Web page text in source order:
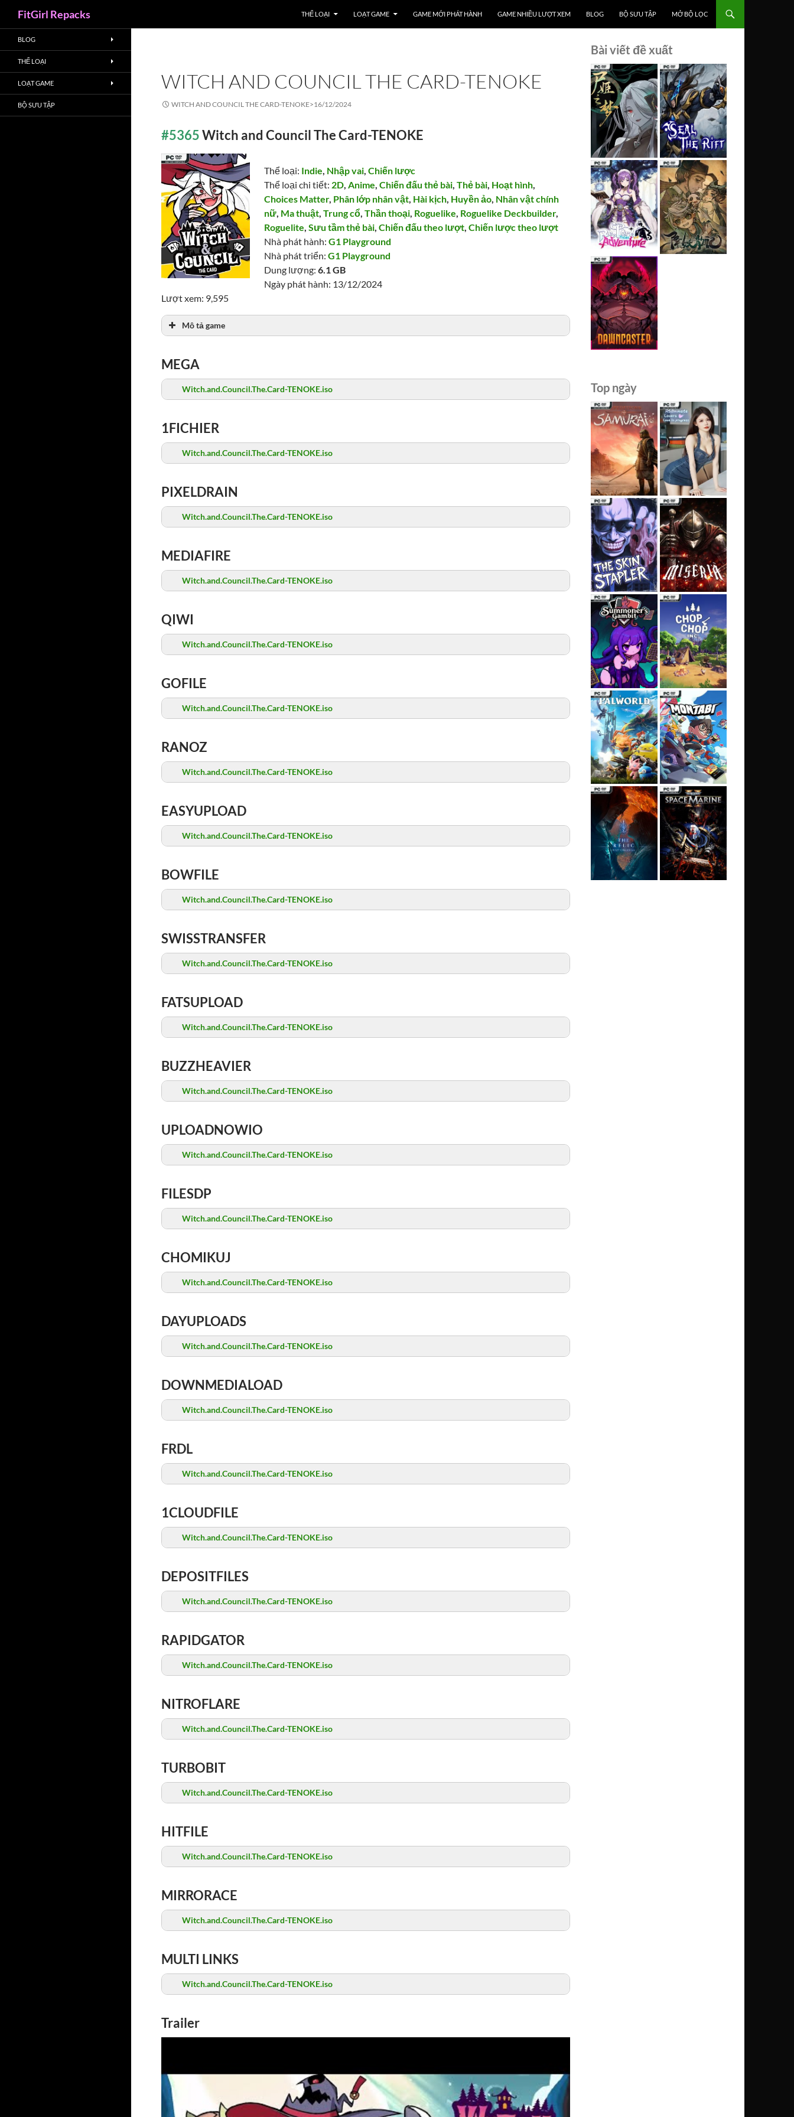
FitGirl Repacks THỂ LOẠI LOẠT GAME GAME MỚI PHÁT HÀNH GAME NHIỀU LƯỢT XEM BLOG BỘ SƯU TẬP MỞ BỘ LỌC
WITCH AND COUNCIL THE CARD-TENOKE
WITCH AND COUNCIL THE CARD-TENOKE>16/12/2024
#5365Witch and Council The Card-TENOKE
Thể loại: Indie, Nhập vai,Chiến lược
Thể loại chi tiết: 2D,Anime,Chiến đấu thẻ bài,Thẻ bài, Hoạt hình,
Choices Matter, Phân lớp nhân vật, Hài kịch, Huyền ảo, Nhân vật chính
nữ, Ma thuật,Trung cổ,Thần thoại, Roguelike, Roguelike Deckbuilder,
Roguelite,Sưu tầm thẻ bài,Chiến đấu theo lượt,Chiến lược theo lượt
Nhà phát hành:G1 Playground
Nhà phát triển:G1 Playground
Dung lượng:6.1 GB
Ngày phát hành: 13/12/2024
Lượt xem: 9,595
Mô tả game
MEGA
Witch.and.Council.The.Card-TENOKE.iso
1FICHIER
Witch.and.Council.The.Card-TENOKE.iso
PIXELDRAIN
Witch.and.Council.The.Card-TENOKE.iso
MEDIAFIRE
Witch.and.Council.The.Card-TENOKE.iso
QIWI
Witch.and.Council.The.Card-TENOKE.iso
GOFILE
Witch.and.Council.The.Card-TENOKE.iso
RANOZ
Witch.and.Council.The.Card-TENOKE.iso
EASYUPLOAD
Witch.and.Council.The.Card-TENOKE.iso
BOWFILE
Witch.and.Council.The.Card-TENOKE.iso
SWISSTRANSFER
Witch.and.Council.The.Card-TENOKE.iso
FATSUPLOAD
Witch.and.Council.The.Card-TENOKE.iso
BUZZHEAVIER
Witch.and.Council.The.Card-TENOKE.iso
UPLOADNOWIO
Witch.and.Council.The.Card-TENOKE.iso
FILESDP
Witch.and.Council.The.Card-TENOKE.iso
CHOMIKUJ
Witch.and.Council.The.Card-TENOKE.iso
DAYUPLOADS
Witch.and.Council.The.Card-TENOKE.iso
DOWNMEDIALOAD
Witch.and.Council.The.Card-TENOKE.iso
FRDL
Witch.and.Council.The.Card-TENOKE.iso
1CLOUDFILE
Witch.and.Council.The.Card-TENOKE.iso
DEPOSITFILES
Witch.and.Council.The.Card-TENOKE.iso
RAPIDGATOR
Witch.and.Council.The.Card-TENOKE.iso
NITROFLARE
Witch.and.Council.The.Card-TENOKE.iso
TURBOBIT
Witch.and.Council.The.Card-TENOKE.iso
HITFILE
Witch.and.Council.The.Card-TENOKE.iso
MIRRORACE
Witch.and.Council.The.Card-TENOKE.iso
MULTI LINKS
Witch.and.Council.The.Card-TENOKE.iso
Trailer
Bài viết đề xuất
Top ngày
BLOG
THỂ LOẠI
LOẠT GAME
BỘ SƯU TẬP